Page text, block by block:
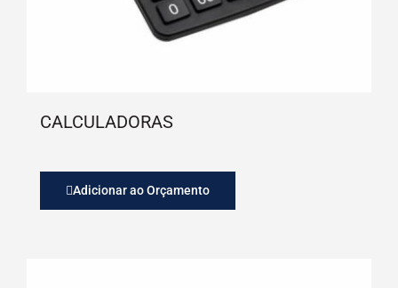
CALCULADORAS
Adicionar ao Orçamento